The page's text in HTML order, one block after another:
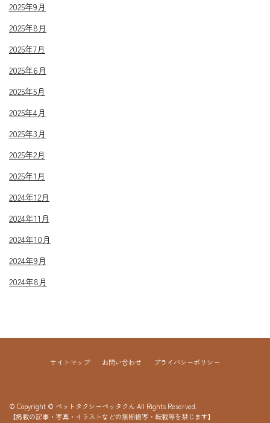
2025年9月
2025年8月
2025年7月
2025年6月
2025年5月
2025年4月
2025年3月
2025年2月
2025年1月
2024年12月
2024年11月
2024年10月
2024年9月
2024年8月
サイトマップ お問い合わせ プライバシーポリシー
© Copyright © ペットタクシーペッタクん All Rights Reserved.
【掲載の記事・写真・イラストなどの無断複写・転載等を禁じます】